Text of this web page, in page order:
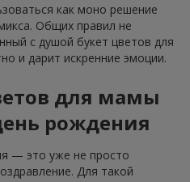
как моно решение
Общих правил не
с душой букет цветов для
и дарит искренние эмоции.
для мамы
рождения
— это уже не просто
Для такой